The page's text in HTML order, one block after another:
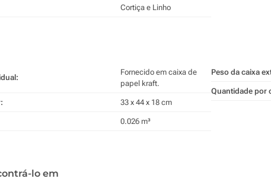
Cortiça e Linho
Fornecido em caixa de
papel kraft.
33 x 44 x 18 cm
0.026 m³
Peso da caixa
Quantidade por
lo em